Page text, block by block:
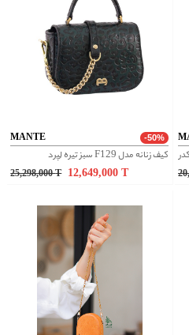
MANTE -50%
کیف زنانه مدل F129 سبز تیره لِپرد
25,298,000 T 12,649,000